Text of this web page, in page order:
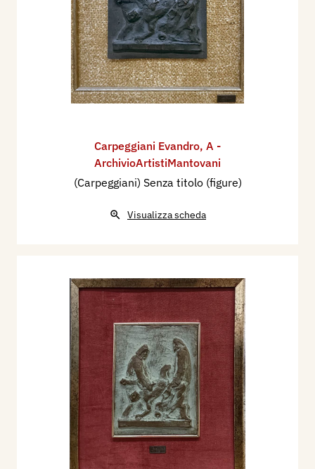
Carpeggiani Evandro, A -
ArchivioArtistiMantovani
(Carpeggiani) Senza titolo (figure)
Visualizza scheda